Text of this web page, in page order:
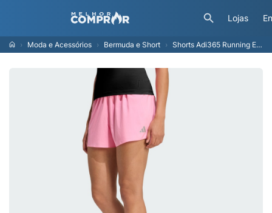
Lojas
Moda e Acessórios Bermuda e Short Shorts Adi365 Running Essentials Mulher adidas